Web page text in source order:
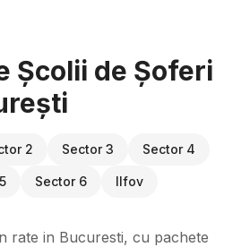
Școlii de Șoferi
2 Sector 3 Sector 4
Sector 6 Ilfov
rate in Bucuresti, cu pachete